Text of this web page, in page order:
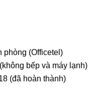
phòng (Officetel)
bếp và máy lạnh)
(đã hoàn thành)